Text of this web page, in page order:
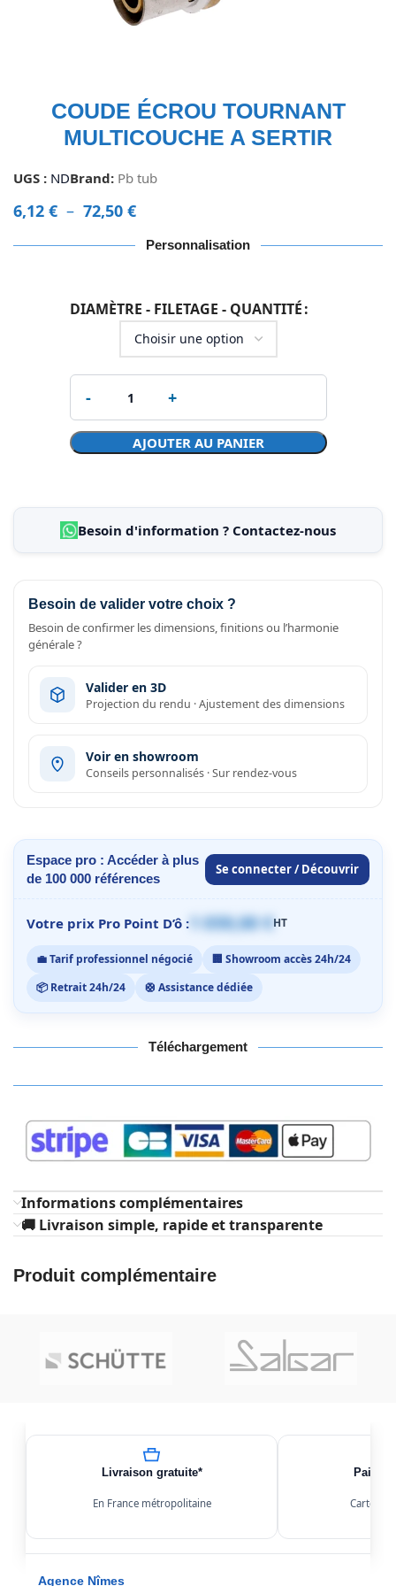
COUDE ÉCROU TOURNANT
MULTICOUCHE A SERTIR
UGS : NDBrand: Pb tub
6,12 € – 72,50 €
Personnalisation
DIAMÈTRE - FILETAGE - QUANTITÉ
AJOUTER AU PANIER
Besoin d'information ? Contactez-nous
Besoin de valider votre choix ?
Besoin de confirmer les dimensions, finitions ou l’harmonie
générale ?
Valider en 3D
Projection du rendu · Ajustement des dimensions
Voir en showroom
Conseils personnalisés · Sur rendez-vous
Espace pro : Accéder à plus
de 100 000 références
Se connecter / Découvrir
Votre prix Pro Point D’ô : 1 059,00 €HT
💼 Tarif professionnel négocié
🏢 Showroom accès 24h/24
📦 Retrait 24h/24
🛟 Assistance dédiée
Téléchargement
Informations complémentaires
🚚 Livraison simple, rapide et transparente
Produit complémentaire
Livraison gratuite*
En France métropolitaine Carte,
Agence Nîmes